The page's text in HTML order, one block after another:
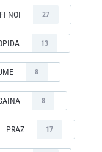
NOI 27
13
8
8
PRAZ 17